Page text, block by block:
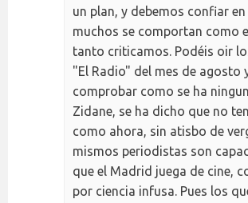
un plan, y debemos confiar
muchos se comportan como
tanto criticamos. Podéis oir
"El Radio" del mes de agosto
comprobar como se ha
Zidane, se ha dicho que no
como ahora, sin atisbo de
mismos periodistas son
que el Madrid juega de cine,
por ciencia infusa. Pues los